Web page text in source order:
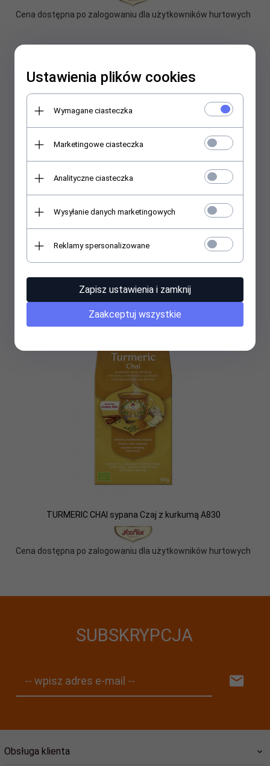
Cena dostępna po zalogowaniu dla użytkowników hurtowych
CLASSIC CHAI sypana Klasyczny Czaj A810
TURMERIC CHAI sypana Czaj z kurkumą A830
Cena dostępna po zalogowaniu dla użytkowników hurtowych
SUBSKRYPCJA
-- wpisz adres e-mail --
Obsługa klienta
Ustawienia plików cookies
Wymagane ciasteczka
Marketingowe ciasteczka
Analityczne ciasteczka
Wysyłanie danych marketingowych
Reklamy spersonalizowane
Zapisz ustawienia i zamknij
Zaakceptuj wszystkie